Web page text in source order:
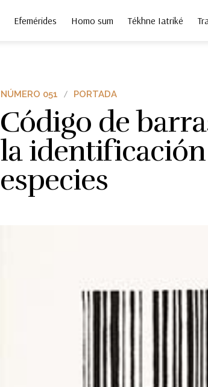
Efemérides Homo sum Tékhne Iatriké
NÚMERO 051 PORTADA
Código de
la
especies